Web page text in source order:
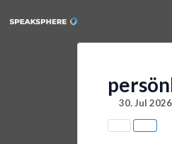
30. Jul